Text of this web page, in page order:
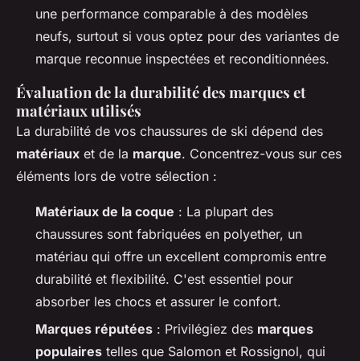
une performance comparable à des modèles
neufs, surtout si vous optez pour des variantes de
marque reconnue inspectées et reconditionnées.
Évaluation de la durabilité des marques et
matériaux utilisés
La durabilité de vos chaussures de ski dépend des
matériaux et de la marque. Concentrez-vous sur ces
éléments lors de votre sélection :
Matériaux de la coque : La plupart des
chaussures sont fabriquées en polyether, un
matériau qui offre un excellent compromis entre
durabilité et flexibilité. C'est essentiel pour
absorber les chocs et assurer le confort.
Marques réputées : Privilégiez des marques
populaires telles que Salomon et Rossignol, qui